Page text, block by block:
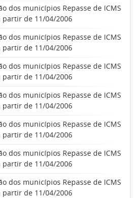
dos municípios Repasse de ICMS
partir de 11/04/2006
dos municípios Repasse de ICMS
partir de 11/04/2006
dos municípios Repasse de ICMS
partir de 11/04/2006
dos municípios Repasse de ICMS
partir de 11/04/2006
dos municípios Repasse de ICMS
partir de 11/04/2006
dos municípios Repasse de ICMS
partir de 11/04/2006
dos municípios Repasse de ICMS
partir de 11/04/2006